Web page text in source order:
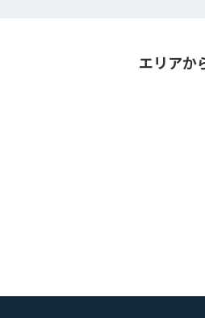
エリアか